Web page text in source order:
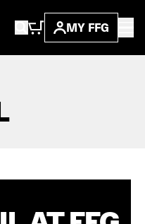
MY FFG